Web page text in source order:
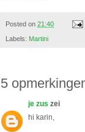
Posted on 21:40
Labels: Martini
5
je zus zei
hi karin,